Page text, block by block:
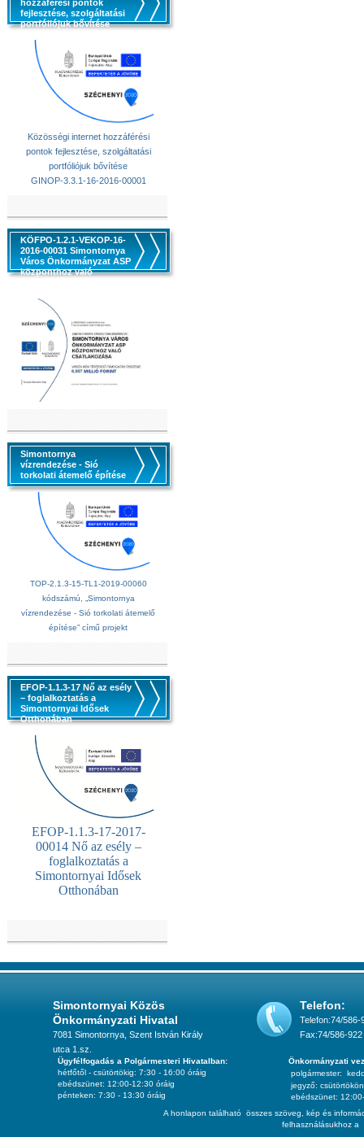
hozzáférési pontok
fejlesztése, szolgáltatási
portfóliójuk bővítése
Közösségi internet hozzáférési
pontok fejlesztése, szolgáltatási
portfóliójuk bővítése
GINOP-3.3.1-16-2016-00001
KÖFPO-1.2.1-VEKOP-16-
2016-00031 Simontornya
Város Önkormányzat ASP
központhoz való
Simontornya
vízrendezése - Sió
torkolati átemelő építése
TOP-2.1.3-15-TL1-2019-00060
kódszámú, „Simontornya
vízrendezése - Sió torkolati átemelő
építése” című projekt
EFOP-1.1.3-17 Nő az esély
– foglalkoztatás a
Simontornyai Idősek
Otthonában
EFOP-1.1.3-17-2017-
00014 Nő az esély –
foglalkoztatás a
Simontornyai Idősek
Otthonában
Simontornyai Közös
Önkormányzati Hivatal
7081 Simontornya, Szent István Király
utca 1.sz.
Telefon:
Telefon:74/586-
Fax:74/586-922
A honlapon található összes szöveg, kép és
felhasználásukhoz a
Ügyfélfogadás a Polgármesteri Hivatalban:
hétfőtől - csütörtökig: 7:30 - 16:00 óráig
ebédszünet: 12:00-12:30 óráig
pénteken: 7:30 - 13:30 óráig
Önkormányzati
polgármester:
jegyző: csütörtökön
ebédszünet: